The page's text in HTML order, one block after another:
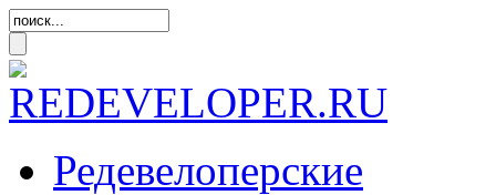
Редевелоперские